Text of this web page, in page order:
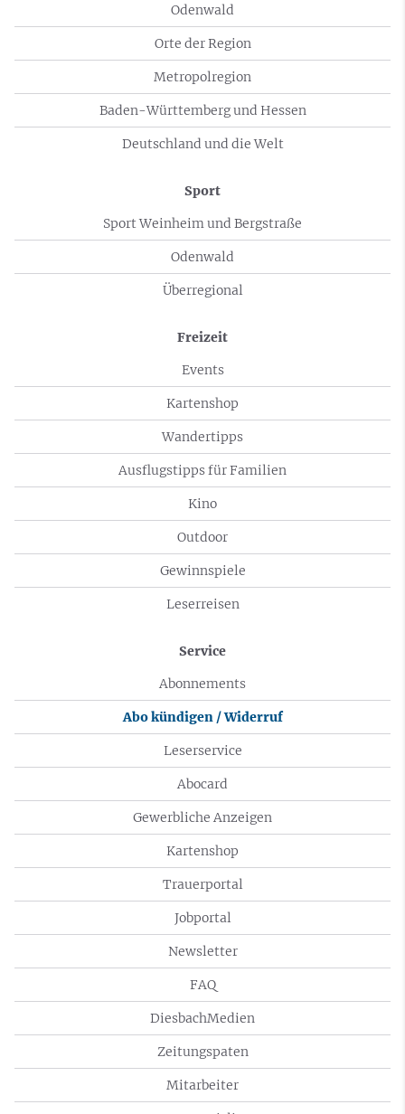
Odenwald
Orte der Region
Metropolregion
Baden-Württemberg und Hessen
Deutschland und die Welt
Sport
Sport Weinheim und Bergstraße
Odenwald
Überregional
Freizeit
Events
Kartenshop
Wandertipps
Ausflugstipps für Familien
Kino
Outdoor
Gewinnspiele
Leserreisen
Service
Abonnements
Abo kündigen / Widerruf
Leserservice
Abocard
Gewerbliche Anzeigen
Kartenshop
Trauerportal
Jobportal
Newsletter
FAQ
DiesbachMedien
Zeitungspaten
Mitarbeiter